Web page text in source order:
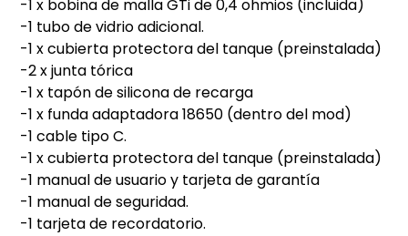
-1 x bobina de malla GTi de 0,4 ohmios (incluida)
-1 tubo de vidrio adicional.
-1 x cubierta protectora del tanque (preinstalada)
-2 x junta tórica
-1 x tapón de silicona de recarga
-1 x funda adaptadora 18650 (dentro del mod)
-1 cable tipo C.
-1 x cubierta protectora del tanque (preinstalada)
-1 manual de usuario y tarjeta de garantía
-1 manual de seguridad.
-1 tarjeta de recordatorio.